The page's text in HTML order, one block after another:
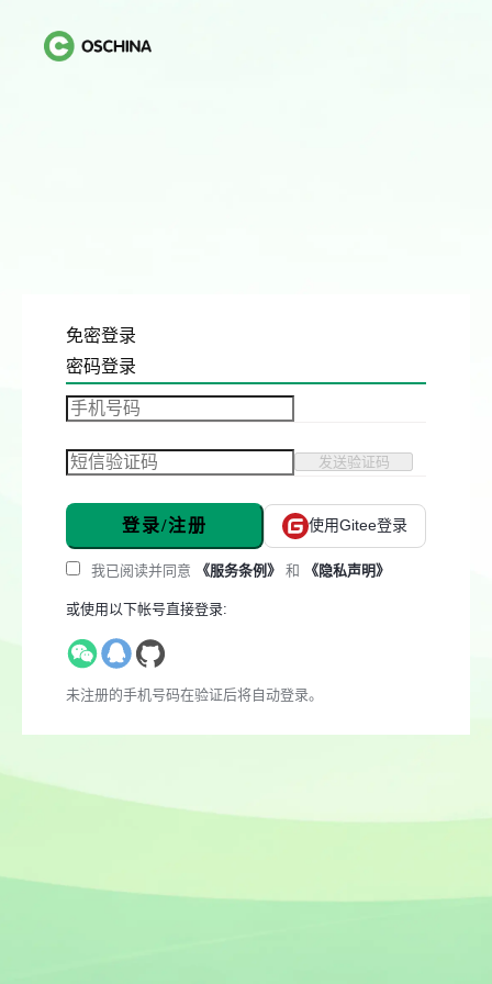
免密登录
密码登录
发送验证码
登录/注册 使用Gitee登录
我已阅读并同意 《服务条例》 和 《隐私声明》
或使用以下帐号直接登录:
未注册的手机号码在验证后将自动登录。